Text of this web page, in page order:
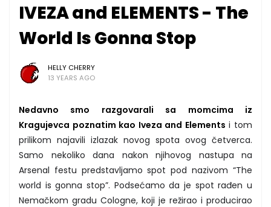
IVEZA and ELEMENTS - The
World Is Gonna Stop
HELLY CHERRY
13 YEARS AGO
Nedavno smo razgovarali sa momcima iz
Kragujevca poznatim kao Iveza and Elements i tom
prilikom najavili izlazak novog spota ovog četverca.
Samo nekoliko dana nakon njihovog nastupa na
Arsenal festu predstavljamo spot pod nazivom “The
world is gonna stop”. Podsećamo da je spot rađen u
Nemačkom gradu Cologne, koji je režirao i producirao